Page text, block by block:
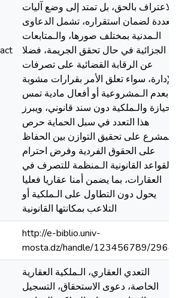
الاعتراف بالحق، بل تمتد إلى وضع آليات
لضمان استقراره، تشمل الدعاوى
الـمدنية بمختلف صورها، والـمتابعات
الجزائية في حال تحقق الجريمة، فضلا
عن الرقابة القضائية على تصرفات
الإدارة، سواء تعلق الأمر بقرارات مشوبة
بعدم الـمشروعية أو أفعال مادية تمس
والـملكية دون سند قانوني، ويبرز
هذا التعدد في سبل الحماية حرص
الـمشرع على تحقيق التوازن بين الحفاظ
على الحقوق الفردية وفرض احترام
القواعد القانونية الـمنظمة للتصرف في
العقارات، بما يضمن أمنا عقاريا فعليا
يحول دون التطاول على الـملكية أو
التلاعب بمكانتها القانونية
http://e-biblio.univ-
mosta.dz/handle/123456789/
التعدي العقاري، الـملكية العقارية
الخاصة، دعوى الاستحقاق، التسجيل